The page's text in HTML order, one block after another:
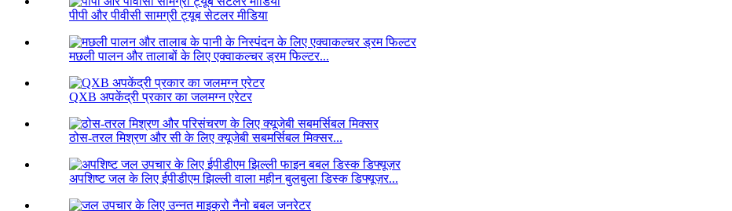
पीपी और पीवीसी सामग्री ट्यूब सेटलर मीडिया
मछली पालन और तालाबों के लिए एक्वाकल्चर ड्रम फिल्टर...
QXB अपकेंद्री प्रकार का जलमग्न एरेटर
ठोस-तरल मिश्रण और सी के लिए क्यूजेबी सबमर्सिबल मिक्सर...
अपशिष्ट जल के लिए ईपीडीएम झिल्ली वाला महीन बुलबुला डिस्क डिफ्यूज़र...